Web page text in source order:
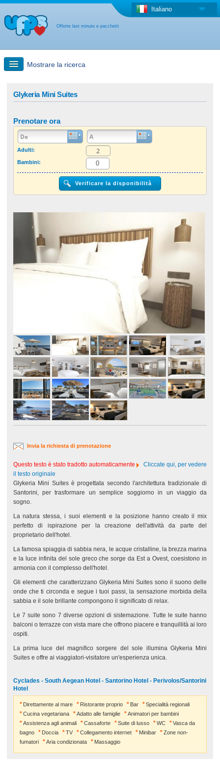
Offerte last minute e pacchetti
Italiano
Mostrare la ricerca
Offerta last minute + Offerta forfettaria
Altro paese
Glykeria Mini Suites
Prenotare ora
Adulti:
Bambini:
Invia la richiesta di prenotazione
Questo testo è stato tradotto automaticamente
Cliccate qui, per vedere
il testo originale
Glykeria Mini Suites è progettata secondo l'architettura tradizionale di
Santorini, per trasformare un semplice soggiorno in un viaggio da
sogno.
La natura stessa, i suoi elementi e la posizione hanno creato il mix
perfetto di ispirazione per la creazione dell'attività da parte del
proprietario dell'hotel.
La famosa spiaggia di sabbia nera, le acque cristalline, la brezza marina
e la luce infinita del sole greco che sorge da Est a Ovest, coesistono in
armonia con il complesso dell'hotel.
Gli elementi che caratterizzano Glykeria Mini Suites sono il suono delle
onde che ti circonda e segue i tuoi passi, la sensazione morbida della
sabbia e il sole brillante compongono il significato di relax.
Le 7 suite sono 7 diverse opzioni di sistemazione. Tutte le suite hanno
balconi o terrazze con vista mare che offrono piacere e tranquillità ai loro
ospiti.
La prima luce del magnifico sorgere del sole illumina Glykeria Mini
Suites e offre ai viaggiatori-visitatore un'esperienza unica.
Cyclades - South Aegean Hotel - Santorino Hotel - Perivolos/Santorini
Hotel
Direttamente al mare Ristorante proprio Bar
Specialità regionali
Cucina vegetariana
Adatto alle famiglie
Animatori per bambini
Assistenza agli animali
Cassaforte Suite di lusso WC
Vasca da
bagno
Doccia TV Collegamento internet Minibar
Zone non-
fumatori
Aria condizionata Massaggio